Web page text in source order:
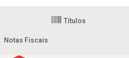
Títulos
Notas Fiscais